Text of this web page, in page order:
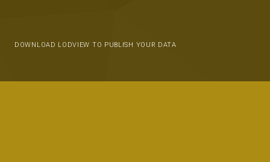
DOWNLOAD LODVIEW TO PUBLISH YOUR DATA